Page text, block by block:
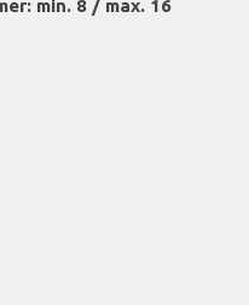
min. 8 / max. 16